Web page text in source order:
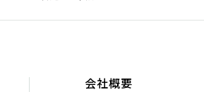
会社概要